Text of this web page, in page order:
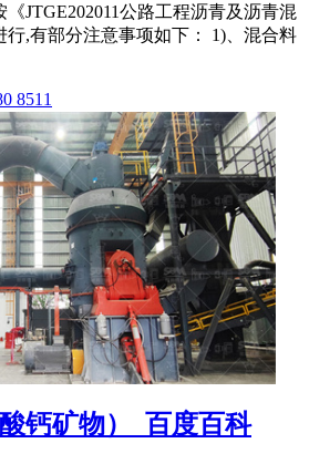
JTGE202011公路工程沥青及沥青混
行,有部分注意事项如下： 1)、混合料
8511
钙矿物）_百度百科